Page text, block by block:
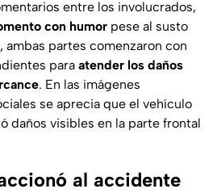
entre los involucrados,
con humor pese al susto
ambas partes comenzaron con
para atender los daños
. En las imágenes
se aprecia que el vehículo
daños visibles en la parte frontal
al accidente